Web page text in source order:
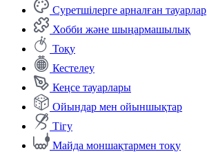
Суретшілерге арналған тауарлар
Хобби және шыңармашылық
Тоқу
Кестелеу
Кеңсе тауарлары
Ойындар мен ойыншықтар
Тігу
Майда моншақтармен тоқу